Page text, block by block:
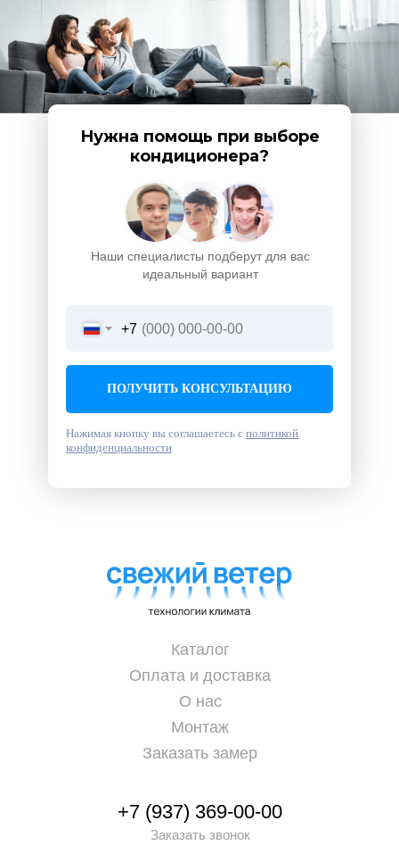
Наши специалисты подберут для вас
идеальный вариант
Нужна помощь при выборе
кондиционера?
+7
ПОЛУЧИТЬ КОНСУЛЬТАЦИЮ
Нажимая кнопку вы соглашаетесь с политикой
конфиденциальности
+7 (937) 369-00-00
Заказать звонок
Каталог
Оплата и доставка
О нас
Монтаж
Заказать замер